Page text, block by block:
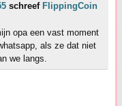
schreef FlippingCoin
opa een vast moment
als ze dat niet
we langs.